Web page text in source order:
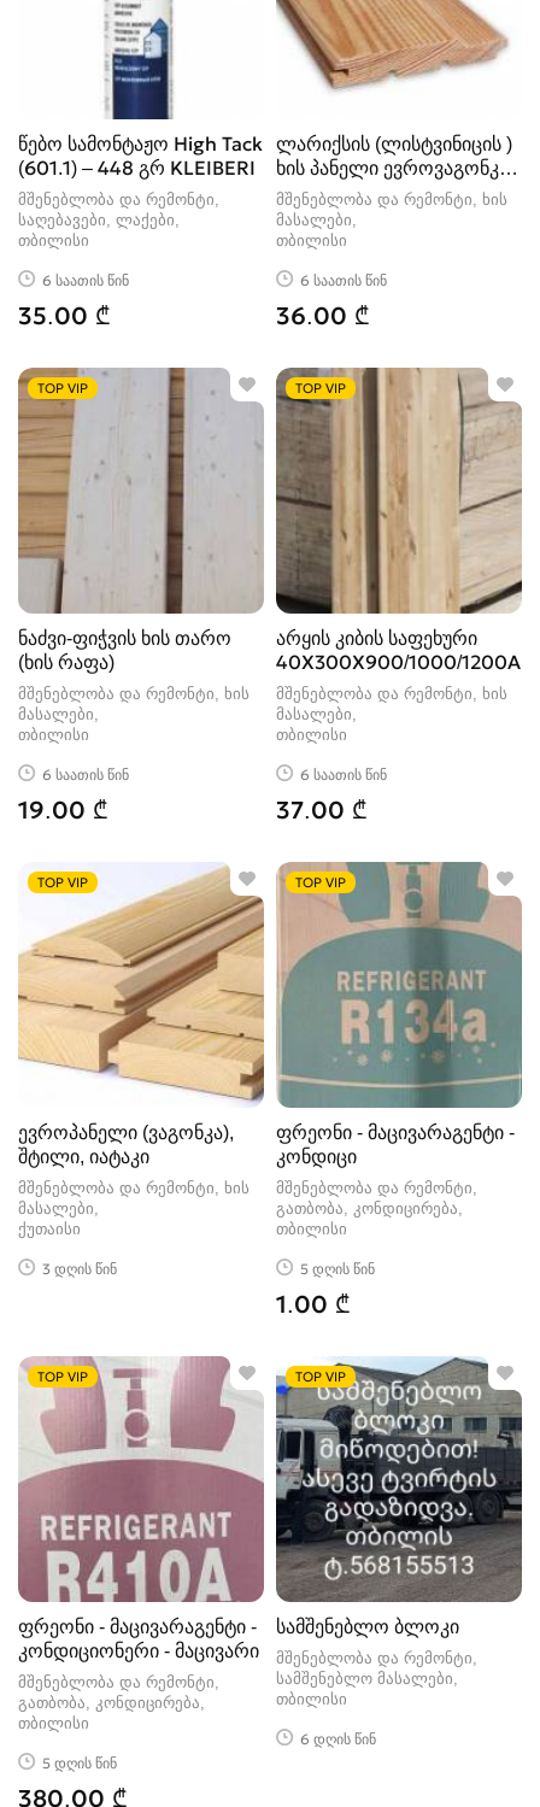
წებო სამონტაჟო High Tack
(601.1) – 448 გრ KLEIBERI
მშენებლობა და რემონტი,
საღებავები, ლაქები
თბილისი
6 საათის წინ
35.00 ₾
ლარიქსის (ლისტვინიცის )
ხის პანელი ევროვაგონკა
12X
მშენებლობა და რემონტი, ხის
მასალები
თბილისი
6 საათის წინ
36.00 ₾
TOP VIP
ნაძვი-ფიჭვის ხის თარო
(ხის რაფა)
მშენებლობა და რემონტი, ხის
მასალები
თბილისი
6 საათის წინ
19.00 ₾
TOP VIP
არყის კიბის საფეხური
40X300X900/1000/1200AB
მშენებლობა და რემონტი, ხის
მასალები
თბილისი
6 საათის წინ
37.00 ₾
TOP VIP
ევროპანელი (ვაგონკა),
შტილი, იატაკი
მშენებლობა და რემონტი, ხის
მასალები
ქუთაისი
3 დღის წინ
TOP VIP
ფრეონი - მაცივარაგენტი -
კონდიცი
მშენებლობა და რემონტი,
გათბობა, კონდიცირება
თბილისი
5 დღის წინ
1.00 ₾
TOP VIP
ფრეონი - მაცივარაგენტი -
კონდიციონერი - მაცივარი
მშენებლობა და რემონტი,
გათბობა, კონდიცირება
თბილისი
5 დღის წინ
380.00 ₾
TOP VIP
სამშენებლო ბლოკი
მშენებლობა და რემონტი,
სამშენებლო მასალები
თბილისი
6 დღის წინ